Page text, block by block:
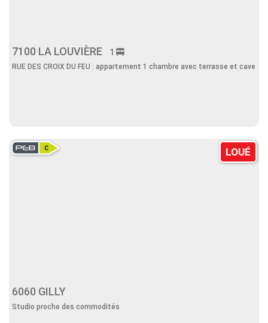
7100 LA LOUVIÈRE 1
RUE DES CROIX DU FEU : appartement 1 chambre avec terrasse et cave
LOUÉ
6060 GILLY
Studio proche des commodités